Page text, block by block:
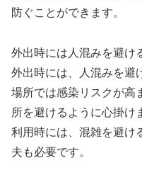
防ぐことができます。
外出時には人混みを避け
外出時には、人混みを避
場所では感染リスクが高
所を避けるように心掛け
利用時には、混雑を避け
夫も必要です。